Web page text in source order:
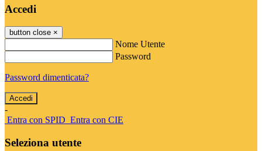
Accedi
button close ×
Nome Utente
Password
Password dimenticata?
-
Entra con SPID Entra con CIE
Seleziona utente